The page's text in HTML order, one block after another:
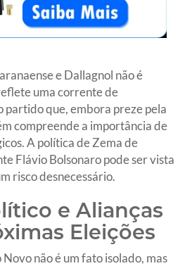
e Dallagnol não é
uma corrente de
partido que, embora preze pela
compreende a importância de
A política de Zema de
Flávio Bolsonaro pode ser vista
risco desnecessário.
e Alianças
Eleições
não é um fato isolado, mas